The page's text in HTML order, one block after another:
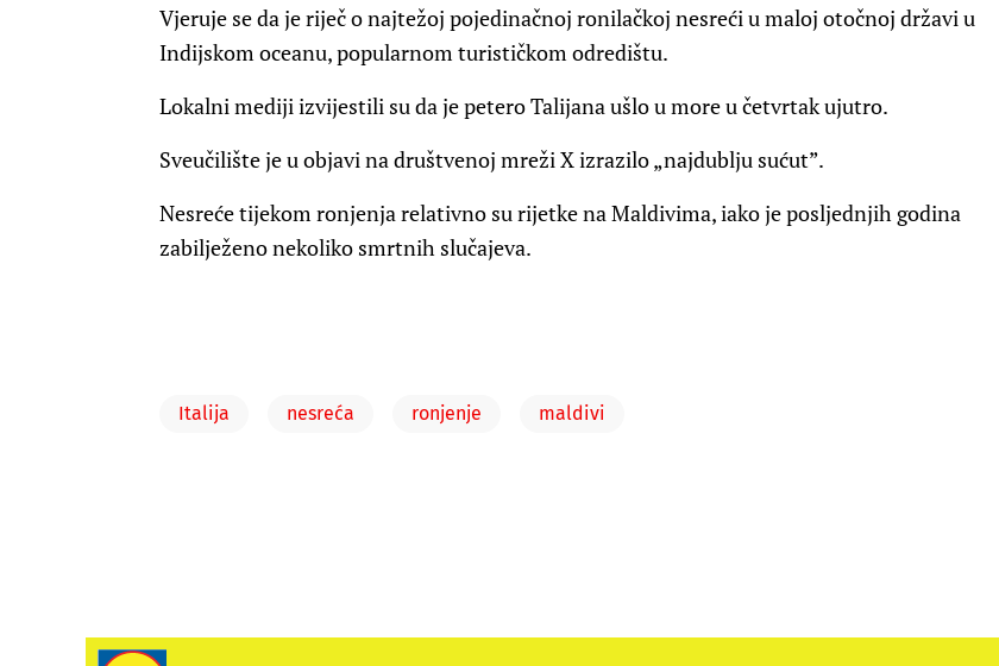
Vjeruje se da je riječ o najtežoj pojedinačnoj ronilačkoj nesreći u maloj otočnoj državi u
Indijskom oceanu, popularnom turističkom odredištu.
Lokalni mediji izvijestili su da je petero Talijana ušlo u more u četvrtak ujutro.
Sveučilište je u objavi na društvenoj mreži X izrazilo „najdublju sućut”.
Nesreće tijekom ronjenja relativno su rijetke na Maldivima, iako je posljednjih godina
zabilježeno nekoliko smrtnih slučajeva.
Italija nesreća ronjenje maldivi